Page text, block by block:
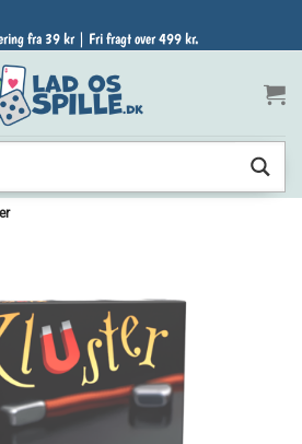
fra 39 kr | Fri fragt over 499 kr.